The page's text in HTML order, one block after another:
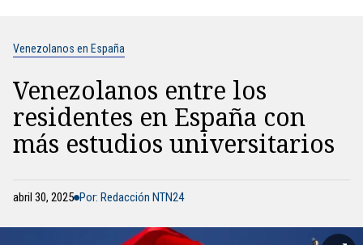
Venezolanos en España
Venezolanos entre los
residentes en España con
más estudios universitarios
abril 30, 2025 Por: Redacción NTN24